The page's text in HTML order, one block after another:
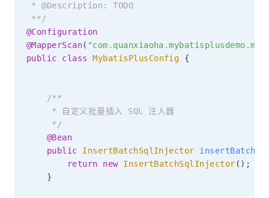
* @Description: TODO
**/
@Configuration
@MapperScan(
public
class MybatisPlusConfig {
/**
     * 自定义批量插入 SQL 注入器
     */
@Bean
public
InsertBatchSqlInjector
return
new InsertBatchSqlInjector ( ) ;
}